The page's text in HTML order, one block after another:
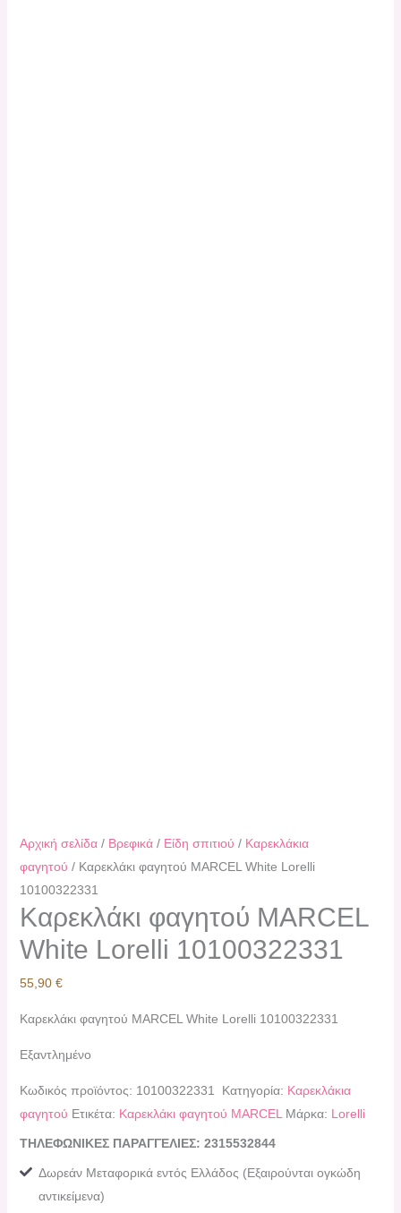
Αρχική σελίδα/ Βρεφικά/ Είδη σπιτιού / Καρεκλάκια
φαγητού / Καρεκλάκι φαγητού MARCEL White Lorelli
10100322331
Καρεκλάκι φαγητού MARCEL
White Lorelli 10100322331
55,90 €
Καρεκλάκι φαγητού MARCEL White Lorelli 10100322331
Εξαντλημένο
Κωδικός προϊόντος: 10100322331 Κατηγορία: Καρεκλάκια
φαγητού Ετικέτα: Καρεκλάκι φαγητού MARCEL Μάρκα: Lorelli
ΤΗΛΕΦΩΝΙΚΕΣ ΠΑΡΑΓΓΕΛΙΕΣ: 2315532844
Δωρεάν Μεταφορικά εντός Ελλάδος (Εξαιρούνται ογκώδη
αντικείμενα)